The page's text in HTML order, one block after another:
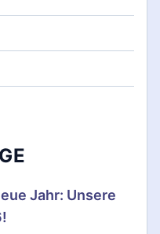
Jahr: Unsere